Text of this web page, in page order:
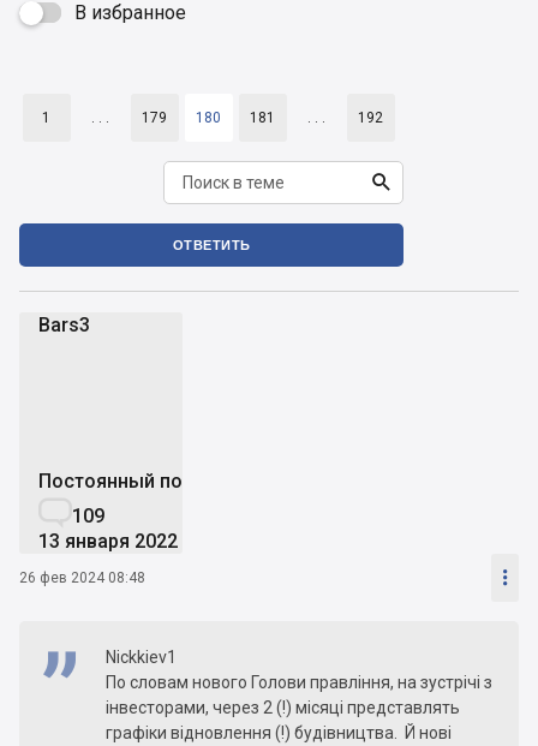
 В избранное
1 . . . 179 180 181 . . . 192

ОТВЕТИТЬ
Bars3
Постоянный пользователь
109
13 января 2022
26 фев 2024 08:48 
Nickkiev1
По словам нового Голови правління, на зустрічі з
інвесторами, через 2 (!) місяці представлять
графіки відновлення (!) будівництва. Й нові